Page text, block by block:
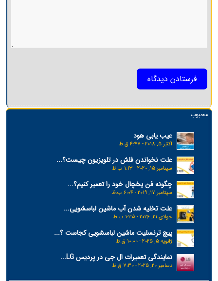
محبوب
عیب یابی هود
اکتبر 5, 2018 - 4:47 ق.ظ
علت نخواندن فلش در تلویزیون چیست؟...
سپتامبر 15, 2020 - 1:13 ب.ظ
چگونه فن یخچال خود را تعمیر کنیم؟...
سپتامبر 17, 2019 - 6:04 ب.ظ
علت تخلیه شدن آب ماشین لباسشویی...
جولای 21, 2026 - 1:35 ب.ظ
پیچ ترنسلیت ماشین لباسشویی کجاست ؟...
ژانویه 5, 2025 - 10:00 ق.ظ
نمایندگی تعمیرات ال جی در پردیس LG...
دسامبر 20, 2025 - 7:30 ق.ظ